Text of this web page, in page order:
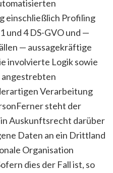
einschließlich Profiling
und 4 DS-GVO und —
— aussagekräftige
involvierte Logik sowie
angestrebten
Verarbeitung
steht der
Auskunftsrecht darüber
Daten an ein Drittland
Organisation
dies der Fall ist, so